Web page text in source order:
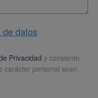
datos
Privacidad y consiento
carácter personal sean